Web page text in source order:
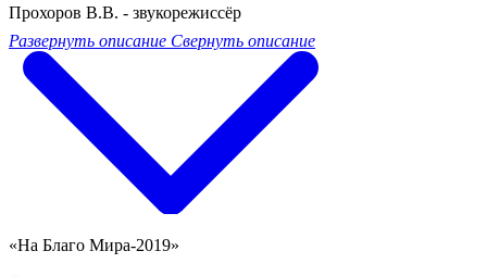
Прохоров В.В. - звукорежиссёр
Развернуть описание Свернуть описание
«На Благо Мира-2019»